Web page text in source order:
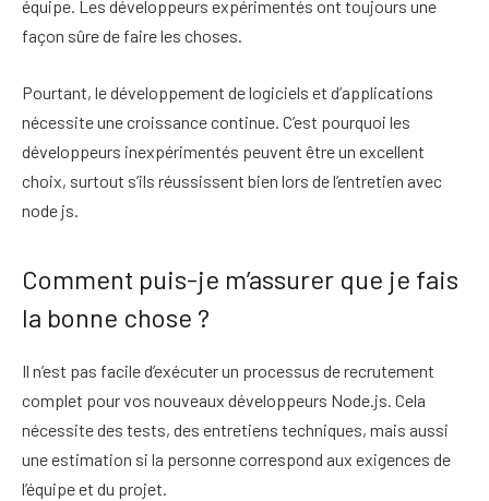
équipe. Les développeurs expérimentés ont toujours une
façon sûre de faire les choses.
Pourtant, le développement de logiciels et d’applications
nécessite une croissance continue. C’est pourquoi les
développeurs inexpérimentés peuvent être un excellent
choix, surtout s’ils réussissent bien lors de l’entretien avec
node js.
Comment puis-je m’assurer que je fais
la bonne chose ?
Il n’est pas facile d’exécuter un processus de recrutement
complet pour vos nouveaux développeurs Node.js. Cela
nécessite des tests, des entretiens techniques, mais aussi
une estimation si la personne correspond aux exigences de
l’équipe et du projet.